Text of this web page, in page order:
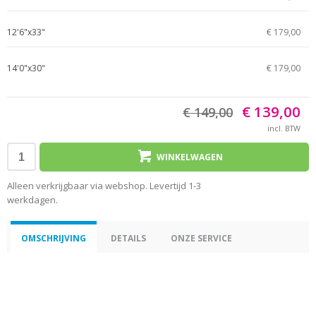
12'6"x33" € 179,00
14'0"x30" € 179,00
€ 149,00 € 139,00
incl. BTW
WINKELWAGEN
Alleen verkrijgbaar via webshop. Levertijd 1-3
werkdagen.
OMSCHRIJVING DETAILS ONZE SERVICE